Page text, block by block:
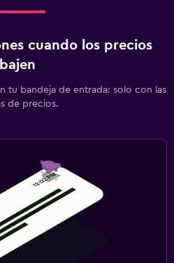
cuando los precios
bajen
tu bandeja de entrada: solo con las
de precios.